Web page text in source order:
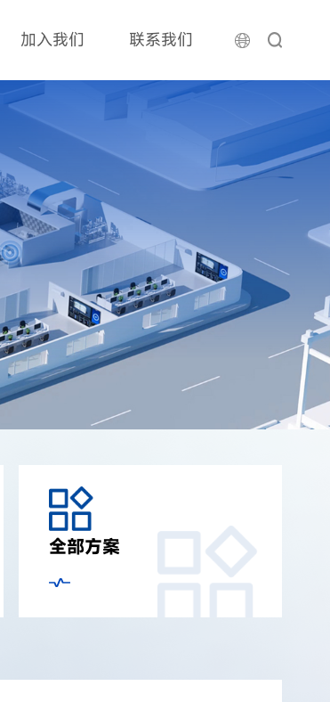
加入我们 联系我们
全部方案